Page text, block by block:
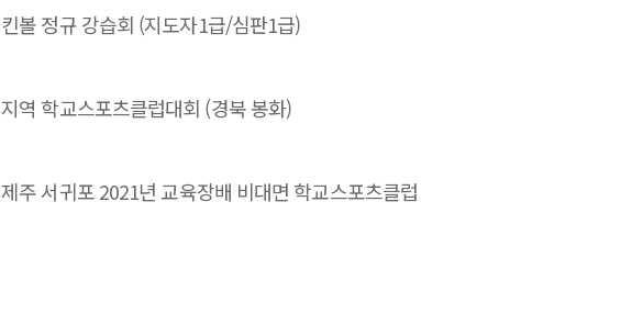
킨볼 정규 강습회 (지도자1급/심판1급)
지역 학교스포츠클럽대회 (경북 봉화)
제주 서귀포 2021년 교육장배 비대면 학교스포츠클럽